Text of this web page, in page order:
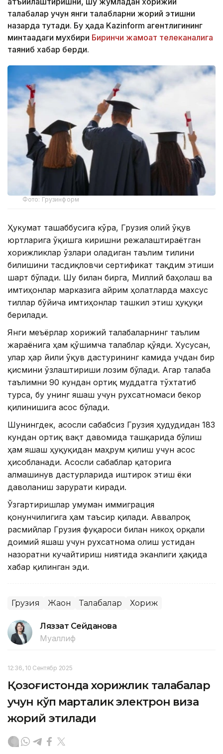
талабалар учун янги талабларни жорий этишни
назарда тутади. Бу ҳақда Kazinform агентлигининг
минтақадаги мухбири Биринчи жамоат телеканалига
таяниб хабар берди.
Фото: Грузинформ
Ҳукумат ташаббусига кўра, Грузия олий ўқув
юртларига ўқишга киришни режалаштираётган
хорижликлар ўзлари оладиган таълим тилини
билишини тасдиқловчи сертификат тақдим этиши
шарт бўлади. Шу билан бирга, Миллий баҳолаш ва
имтиҳонлар марказига айрим ҳолатларда махсус
тиллар бўйича имтиҳонлар ташкил этиш ҳуқуқи
берилади.
Янги меъёрлар хорижий талабаларнинг таълим
жараёнига ҳам қўшимча талаблар қўяди. Хусусан,
улар ҳар йили ўқув дастурининг камида учдан бир
қисмини ўзлаштириши лозим бўлади. Агар талаба
таълимни 90 кундан ортиқ муддатга тўхтатиб
турса, бу унинг яшаш учун рухсатномаси бекор
қилинишига асос бўлади.
Шунингдек, асосли сабабсиз Грузия ҳудудидан 183
кундан ортиқ вақт давомида ташқарида бўлиш
ҳам яшаш ҳуқуқидан маҳрум қилиш учун асос
ҳисобланади. Асосли сабаблар қаторига
алмашинув дастурларида иштирок этиш ёки
даволаниш зарурати киради.
Ўзгартиришлар умуман иммиграция
қонунчилигига ҳам таъсир қилади. Аввалроқ
расмийлар Грузия фуқароси билан никоҳ орқали
доимий яшаш учун рухсатнома олиш устидан
назоратни кучайтириш ниятида эканлиги ҳақида
хабар қилинган эди.
Грузия Жаҳон Талабалар Хориж
Ляззат Сейданова
Муаллиф
12:36, 10 Сентябр 2025
Қозоғистонда хорижлик талабалар
учун кўп марталик электрон виза
жорий этилади